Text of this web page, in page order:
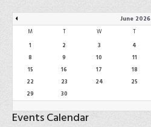
June 2026
M T W T
1
2 3 4
8
9 10 11
15
16 17 18
22
23 24 25
29
30
Events Calendar